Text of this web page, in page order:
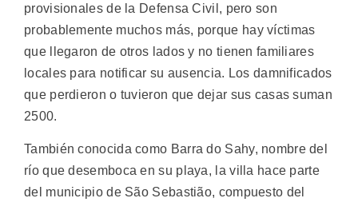
provisionales de la Defensa Civil, pero son
probablemente muchos más, porque hay víctimas
que llegaron de otros lados y no tienen familiares
locales para notificar su ausencia. Los damnificados
que perdieron o tuvieron que dejar sus casas suman
2500.
También conocida como Barra do Sahy, nombre del
río que desemboca en su playa, la villa hace parte
del municipio de São Sebastião, compuesto del